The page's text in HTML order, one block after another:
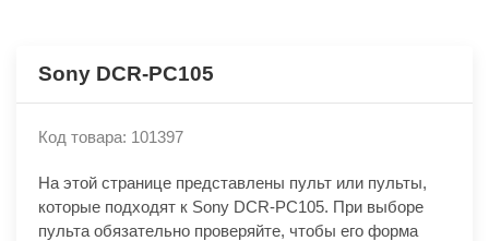
Sony DCR-PC105
Код товара: 101397
На этой странице представлены пульт или пульты,
которые подходят к Sony DCR-PC105. При выборе
пульта обязательно проверяйте, чтобы его форма